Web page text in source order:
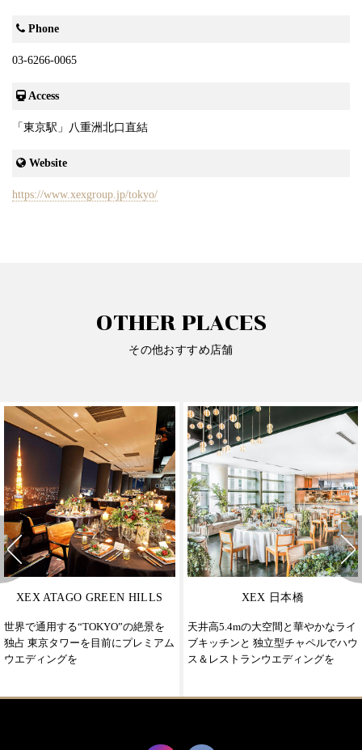
Phone
03-6266-0065
Access
「東京駅」八重洲北口直結
Website
https://www.xexgroup.jp/tokyo/
OTHER PLACES
その他おすすめ店舗
XEX ATAGO GREEN HILLS
世界で通用する“TOKYO”の絶景を
独占 東京タワーを目前にプレミアム
ウエディングを
XEX 日本橋
天井高5.4mの大空間と華やかなライ
ブキッチンと 独立型チャペルでハウ
ス＆レストランウエディングを